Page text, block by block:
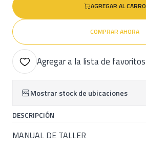
AGREGAR AL CARRO
COMPRAR AHORA
Agregar a la lista de favoritos
Mostrar stock de ubicaciones
DESCRIPCIÓN
MANUAL DE TALLER